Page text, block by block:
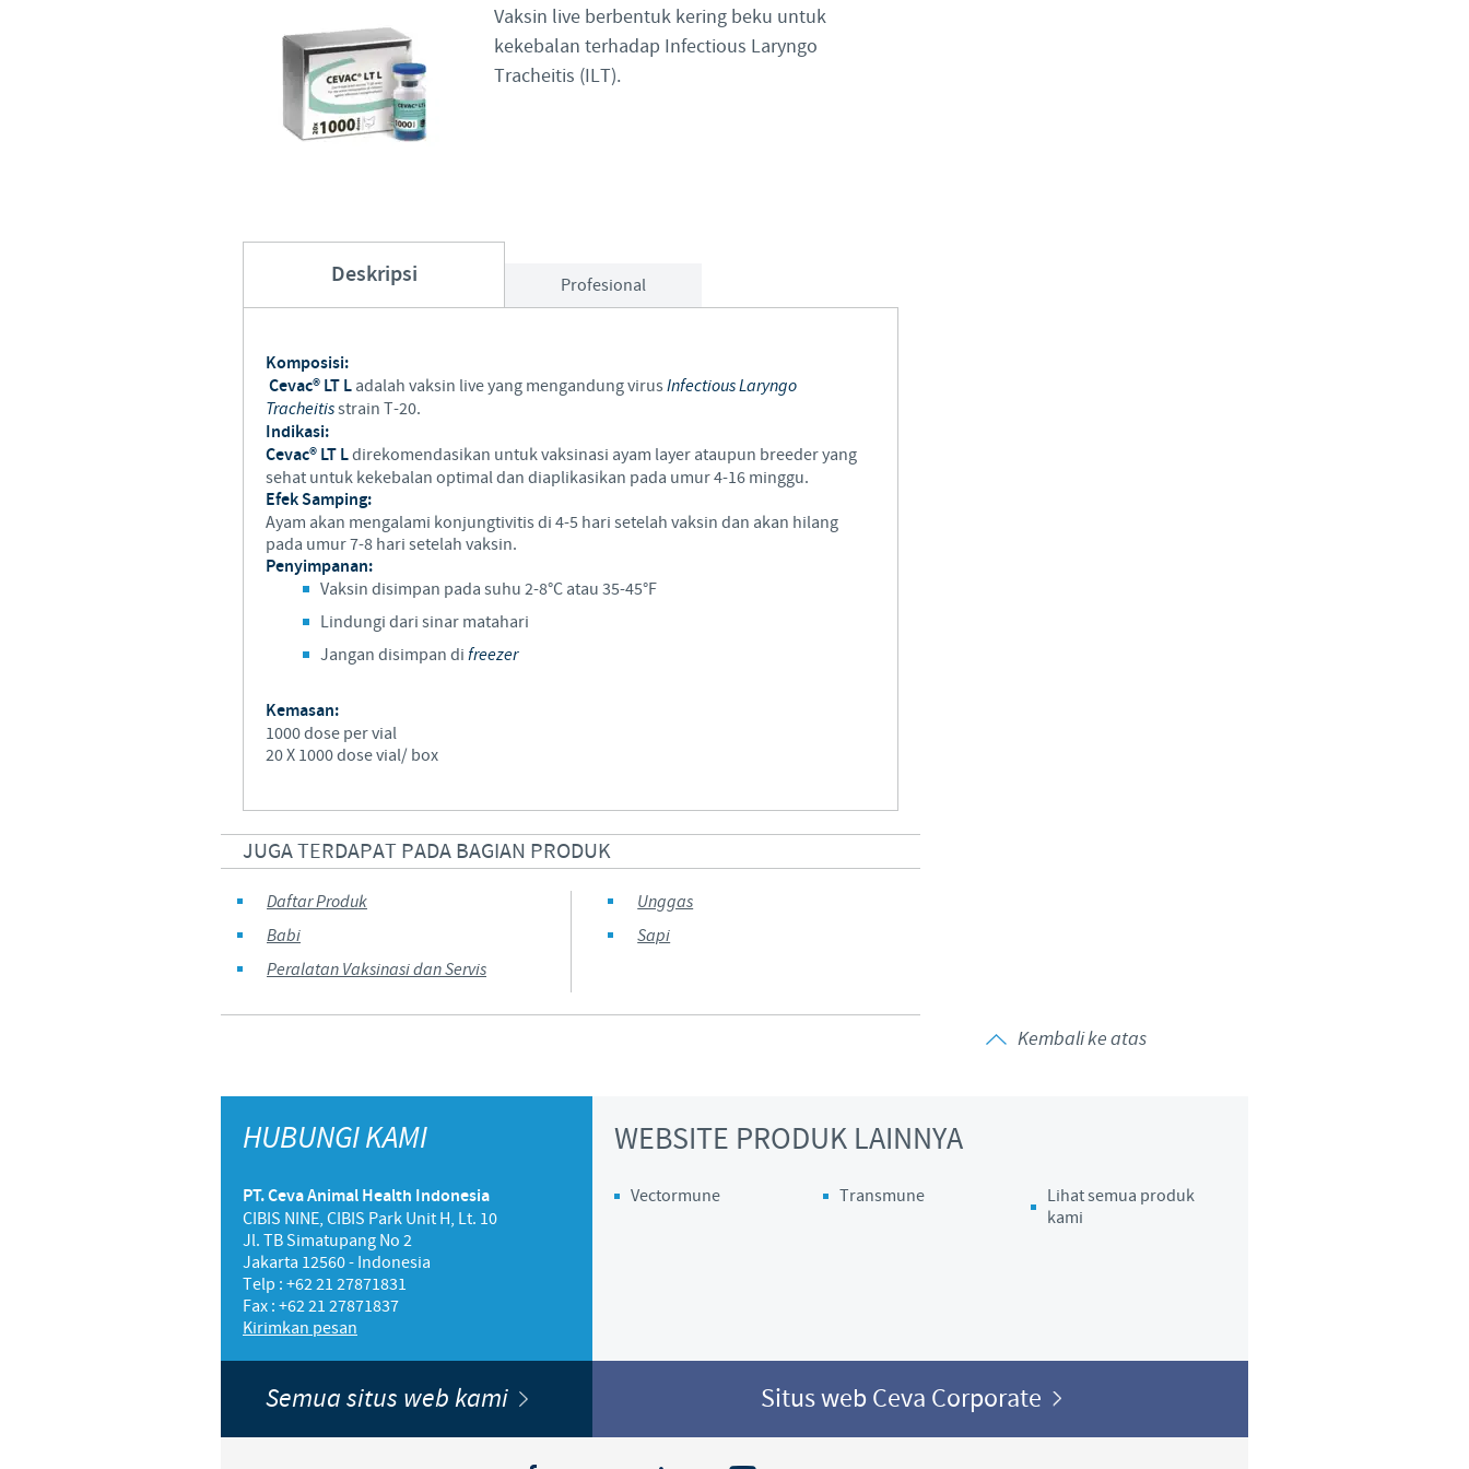
Bulgaria
Colombia
Japan
Peru
Philippines
You are leaving the country website to access another site in the group.
Regulatory constraints and medical practices vary from country to country. Consequently, the
Hubungi Kami
Vaksin live berbentuk kering beku untuk
kekebalan terhadap Infectious Laryngo
Tracheitis (ILT).
Deskripsi Profesional
Komposisi:
Cevac® LT L adalah vaksin live yang mengandung virusInfectious Laryngo
Tracheitisstrain T-20.
Indikasi:
Cevac® LT Ldirekomendasikan untuk vaksinasi ayam layer ataupun breeder yang
sehat untuk kekebalan optimal dan diaplikasikan pada umur 4-16 minggu.
Efek Samping:
Ayam akan mengalami konjungtivitis di 4-5 hari setelah vaksin dan akan hilang
pada umur 7-8 hari setelah vaksin.
Penyimpanan:
Vaksin disimpan pada suhu 2-8°C atau 35-45°F
Lindungi dari sinar matahari
Jangan disimpan di freezer
Kemasan:
1000 dose per vial
20 X 1000 dose vial/ box
JUGA TERDAPAT PADA BAGIAN PRODUK
Daftar Produk
Unggas
Babi
Sapi
Peralatan Vaksinasi dan Servis
Kembali ke atas
HUBUNGI KAMI
PT. Ceva Animal Health Indonesia
CIBIS NINE, CIBIS Park Unit H, Lt. 10
Jl. TB Simatupang No 2
Jakarta 12560 - Indonesia
Telp : +62 21 27871831
Fax : +62 21 27871837
Kirimkan pesan
WEBSITE PRODUK LAINNYA
Vectormune Transmune
Lihat semua produk
kami
Semua situs web kami Situs web Ceva Corporate